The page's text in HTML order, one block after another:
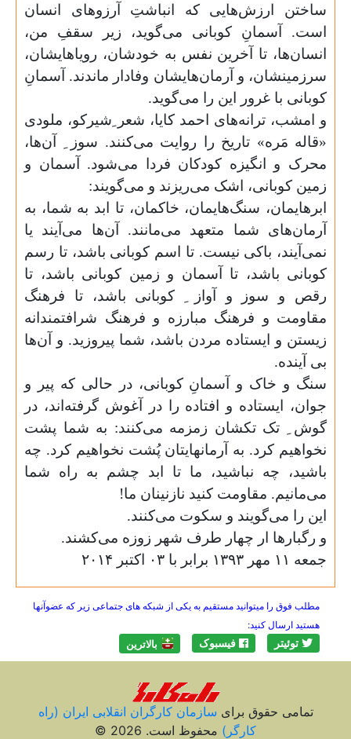
ساختن ارزش‌هایی که انباشتِ آرزوهای انسان
است. آسمانِ کوبانی می‌گوید، زیر سقفِ من،
انسان‌ها، تا آخرین نفس به خودشان، رویا‌هایشان،
سرزمینشان، و آرمان‌هایشان وفادار ماندند. آسمانِ
کوبانی با غرور این را می‌گوید.
و امشب، ترانه‌های احمد کایا، شعر ِشیرکو، ملودی
«قاله مَره» تاریخ را روایت می‌کنند. سوز ِ آن‌ها،
محرک و انگیزه کودکان فردا می‌شود. آسمان و
زمین کوبانی، اشک می‌ریزند و می‌گویند:
ابر‌هایمان، سنگ‌هایمان، خاکمان، تا ابد به شما، به
آرمان‌های شما متعهد می‌مانند. آن‌ها می‌آیند یا
نمی‌آیند، باکی نیست. تا اسم کوبانی باشد، تا رسم
کوبانی باشد، تا آسمان و زمین کوبانی باشد، تا
رقص و سوز و آواز ِ کوبانی باشد، تا فرهنگ
مقاومت و فرهنگ مبارزه و فرهنگ شرافتمندانه
زیستن و ایستاده مردن باشد، شما پیروزید. و آن‌ها
بی آینده.
سنگ و خاک و آسمانِ کوبانی، در حالی که پیر و
جوان، ایستاده و افتاده را در آغوش گرفته‌اند، در
گوش ِ تک تکشان زمزمه می‌کنند: به شما پشت
نخواهیم کرد. به آرما‌‌نهایتان پُشت نخواهیم کرد. چه
باشید، چه نباشید، ما تا ابد چشم به راه شما
می‌مانیم. مقاومت کنید نازنینان ما!
این را می‌گویند و سکوت می‌کنند.
و رگبار‌ها ار چهار طرف شهر زوزه می‌کشند.
جمعه ۱۱ مهر ۱۳۹۳ برابر با ۰۳ اکتبر ۲۰۱۴
مطلب فوق را میتوانید مستقیم به یکی از شبکه های جتماعی زیر که عضوآنها
هستید ارسال کنید:
توئیتر فیسبوک بالاترين
تمامی حقوق برای سازمان کارگران انقلابی ايران (راه
کارگر) محفوظ است. 2026 ©